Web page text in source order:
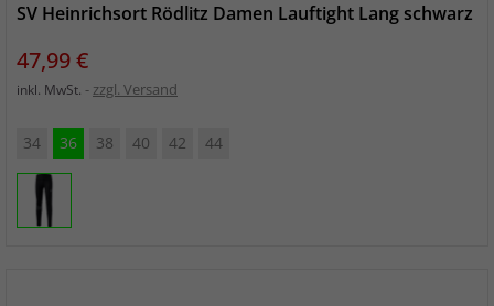
SV Heinrichsort Rödlitz Damen Lauftight Lang schwarz
Preis
47,99 €
inkl. MwSt. zzgl. Versand
34 36 38 40 42 44